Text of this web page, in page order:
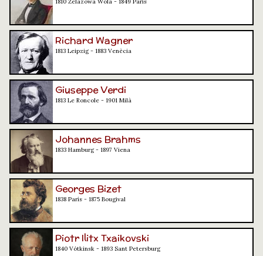
Richard Wagner
1813 Leipzig - 1883 Venècia
Giuseppe Verdi
1813 Le Roncole - 1901 Milà
Johannes Brahms
1833 Hamburg - 1897 Viena
Georges Bizet
1838 París - 1875 Bougival
Piotr Ilitx Txaikovski
1840 Vótkinsk - 1893 Sant Petersburg